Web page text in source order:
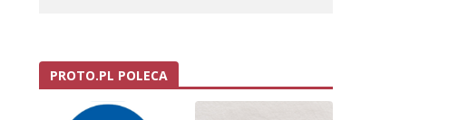
PROTO.PL POLECA